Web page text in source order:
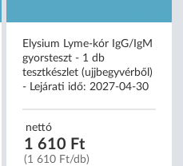
Elysium Lyme-kór IgG/IgM
gyorsteszt - 1 db
tesztkészlet (ujjbegyvérből)
- Lejárati idő: 2027-04-30
nettó
1 610 Ft
(1 610 Ft/db)